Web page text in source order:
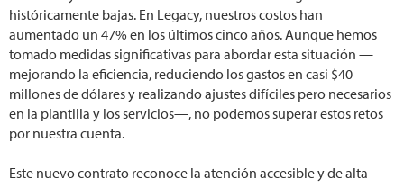
históricamente bajas. En Legacy, nuestros costos han
aumentado un 47% en los últimos cinco años. Aunque hemos
tomado medidas significativas para abordar esta situación —
mejorando la eficiencia, reduciendo los gastos en casi $40
millones de dólares y realizando ajustes difíciles pero necesarios
en la plantilla y los servicios—, no podemos superar estos retos
por nuestra cuenta.
Este nuevo contrato reconoce la atención accesible y de alta